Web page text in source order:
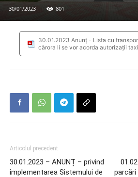
30/01/2023 801
30.01.2023 Anunț - Lista cu
cărora li se vor acorda autorizații taxi
Articolul precedent
30.01.2023 – ANUNȚ – privind
implementarea Sistemului de